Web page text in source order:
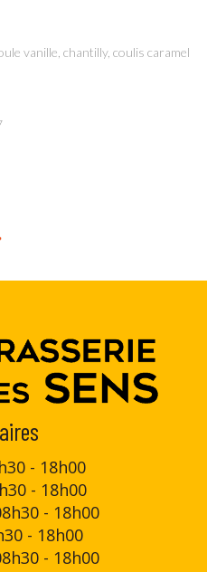
- 18h00
- 18h00
- 18h00
- 18h00
- 18h00